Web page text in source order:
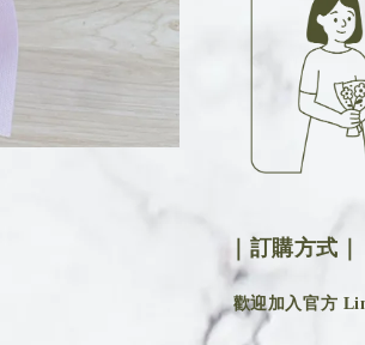
｜訂購方式｜
歡迎加入官方